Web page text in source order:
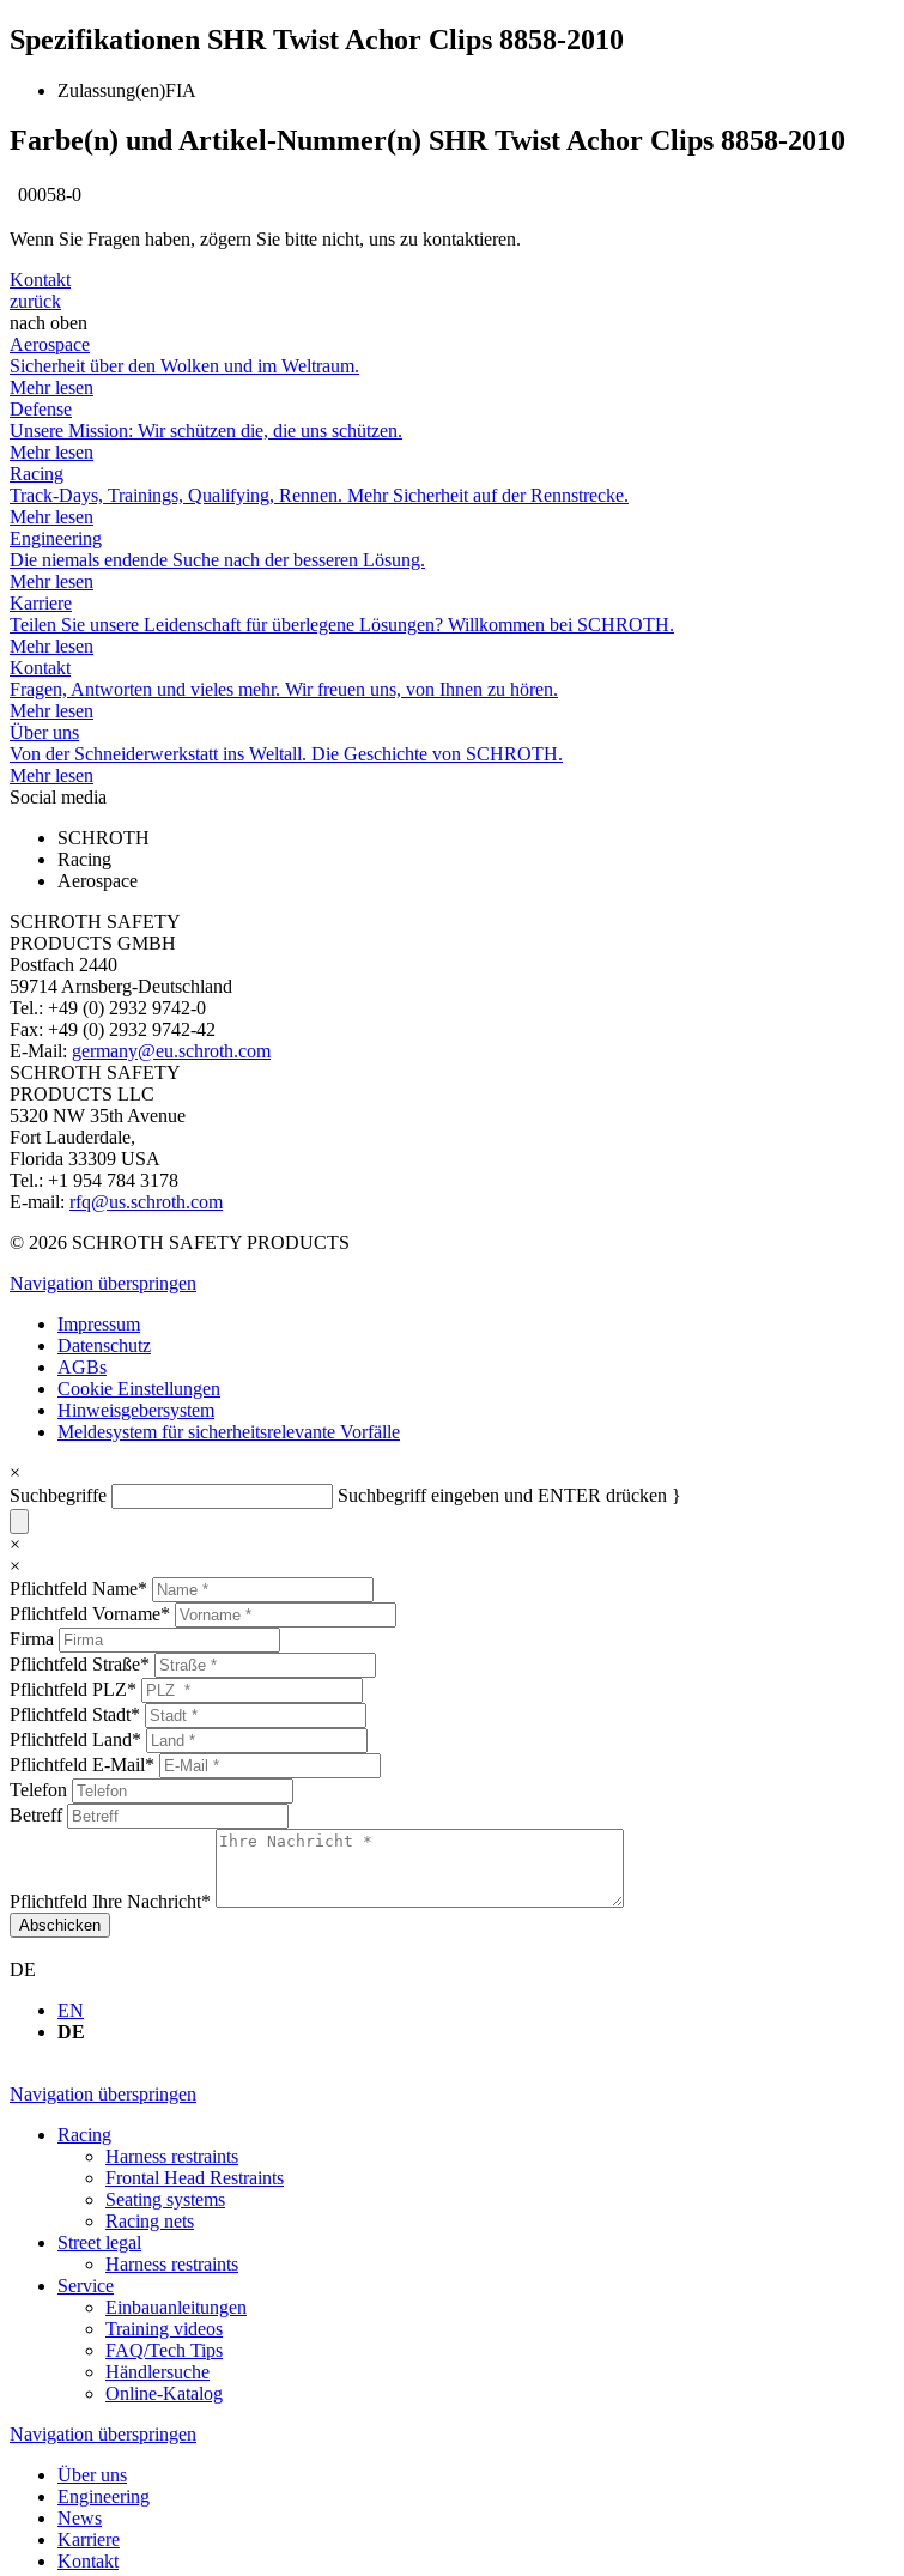
Spezifikationen SHR Twist Achor Clips 8858-2010
Zulassung(en)FIA
Farbe(n) und Artikel-Nummer(n) SHR Twist Achor Clips 8858-2010
00058-0
Wenn Sie Fragen haben, zögern Sie bitte nicht, uns zu kontaktieren.
Kontakt
zurück
nach oben
Aerospace
Sicherheit über den Wolken und im Weltraum.
Mehr lesen
Defense
Unsere Mission: Wir schützen die, die uns schützen.
Mehr lesen
Racing
Track-Days, Trainings, Qualifying, Rennen. Mehr Sicherheit auf der Rennstrecke.
Mehr lesen
Engineering
Die niemals endende Suche nach der besseren Lösung.
Mehr lesen
Karriere
Teilen Sie unsere Leidenschaft für überlegene Lösungen? Willkommen bei SCHROTH.
Mehr lesen
Kontakt
Fragen, Antworten und vieles mehr. Wir freuen uns, von Ihnen zu hören.
Mehr lesen
Über uns
Von der Schneiderwerkstatt ins Weltall. Die Geschichte von SCHROTH.
Mehr lesen
Social media
SCHROTH
Racing
Aerospace
SCHROTH SAFETY
PRODUCTS GMBH
Postfach 2440
59714 Arnsberg-Deutschland
Tel.: +49 (0) 2932 9742-0
Fax: +49 (0) 2932 9742-42
E-Mail: germany@eu.schroth.com
SCHROTH SAFETY
PRODUCTS LLC
5320 NW 35th Avenue
Fort Lauderdale,
Florida 33309 USA
Tel.: +1 954 784 3178
E-mail: rfq@us.schroth.com
© 2026 SCHROTH SAFETY PRODUCTS
Navigation überspringen
Impressum
Datenschutz
AGBs
Cookie Einstellungen
Hinweisgebersystem
Meldesystem für sicherheitsrelevante Vorfälle
×
Suchbegriffe
Suchbegriff eingeben und ENTER drücken }
×
×
Pflichtfeld Name*
Pflichtfeld Vorname*
Firma
Pflichtfeld Straße*
Pflichtfeld PLZ*
Pflichtfeld Stadt*
Pflichtfeld Land*
Pflichtfeld E-Mail*
Telefon
Betreff
Pflichtfeld Ihre Nachricht*
Abschicken
DE
EN
DE
Navigation überspringen
Racing
Harness restraints
Frontal Head Restraints
Seating systems
Racing nets
Street legal
Harness restraints
Service
Einbauanleitungen
Training videos
FAQ/Tech Tips
Händlersuche
Online-Katalog
Navigation überspringen
Über uns
Engineering
News
Karriere
Kontakt